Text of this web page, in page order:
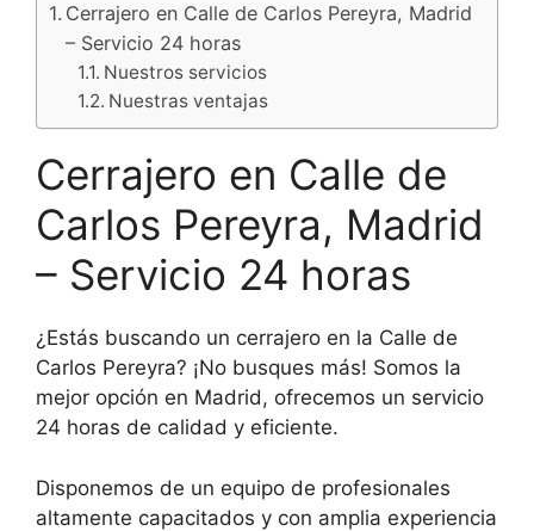
Cerrajero en Calle de Carlos Pereyra, Madrid
– Servicio 24 horas
Nuestros servicios
Nuestras ventajas
Cerrajero en Calle de
Carlos Pereyra, Madrid
– Servicio 24 horas
¿Estás buscando un cerrajero en la Calle de
Carlos Pereyra? ¡No busques más! Somos la
mejor opción en Madrid, ofrecemos un servicio
24 horas de calidad y eficiente.
Disponemos de un equipo de profesionales
altamente capacitados y con amplia experiencia